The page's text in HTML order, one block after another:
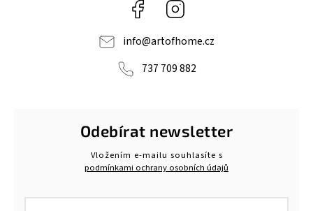
Facebook
info@artofhome.cz
737 709 882
Odebírat newsletter
Vložením e-mailu souhlasíte s
podmínkami ochrany osobních údajů